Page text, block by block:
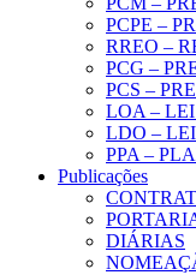
PCPE –
RREO –
PCG –
PCS –
LOA –
LDO –
PPA –
Publicações
DIÁRIAS